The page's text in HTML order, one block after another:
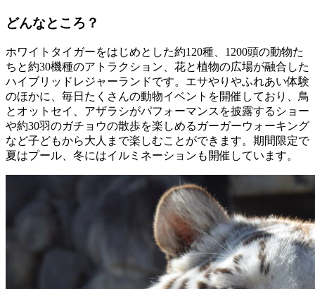
どんなところ？
ホワイトタイガーをはじめとした約120種、1200頭の動物た
ちと約30機種のアトラクション、花と植物の広場が融合した
ハイブリッドレジャーランドです。エサやりやふれあい体験
のほかに、毎日たくさんの動物イベントを開催しており、鳥
とオットセイ、アザラシがパフォーマンスを披露するショー
や約30羽のガチョウの散歩を楽しめるガーガーウォーキング
など子どもから大人まで楽しむことができます。期間限定で
夏はプール、冬にはイルミネーションも開催しています。